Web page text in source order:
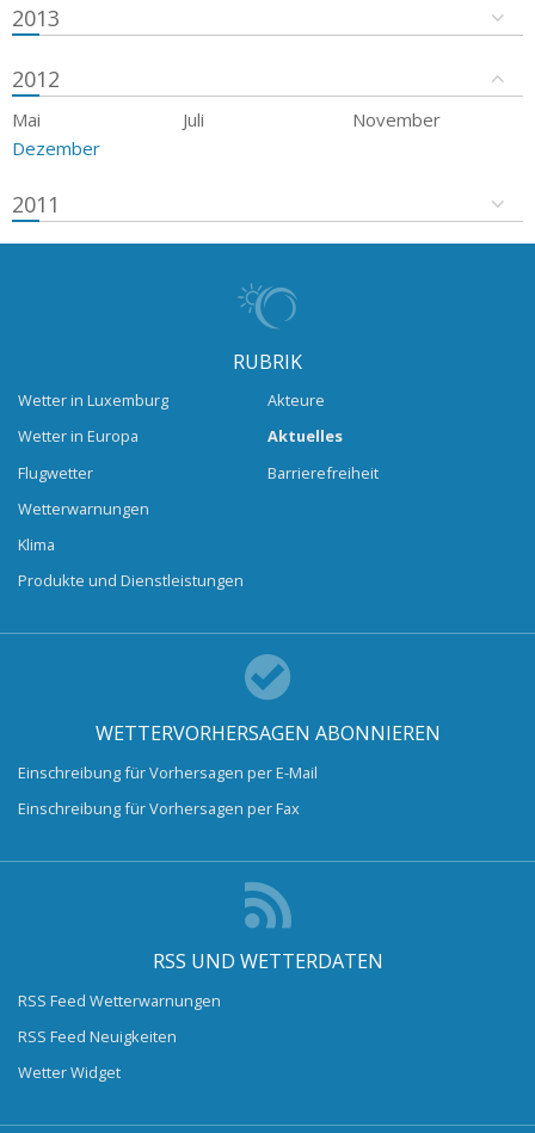
2013
2012
Mai Juli
November
Dezember
2011
RUBRIK
Wetter in Luxemburg
Wetter in Europa
Flugwetter
Wetterwarnungen
Klima
Produkte und Dienstleistungen
Akteure
Aktuelles
Barrierefreiheit
WETTERVORHERSAGEN ABONNIEREN
Einschreibung für Vorhersagen per E-Mail
Einschreibung für Vorhersagen per Fax
RSS UND WETTERDATEN
RSS Feed Wetterwarnungen
RSS Feed Neuigkeiten
Wetter Widget